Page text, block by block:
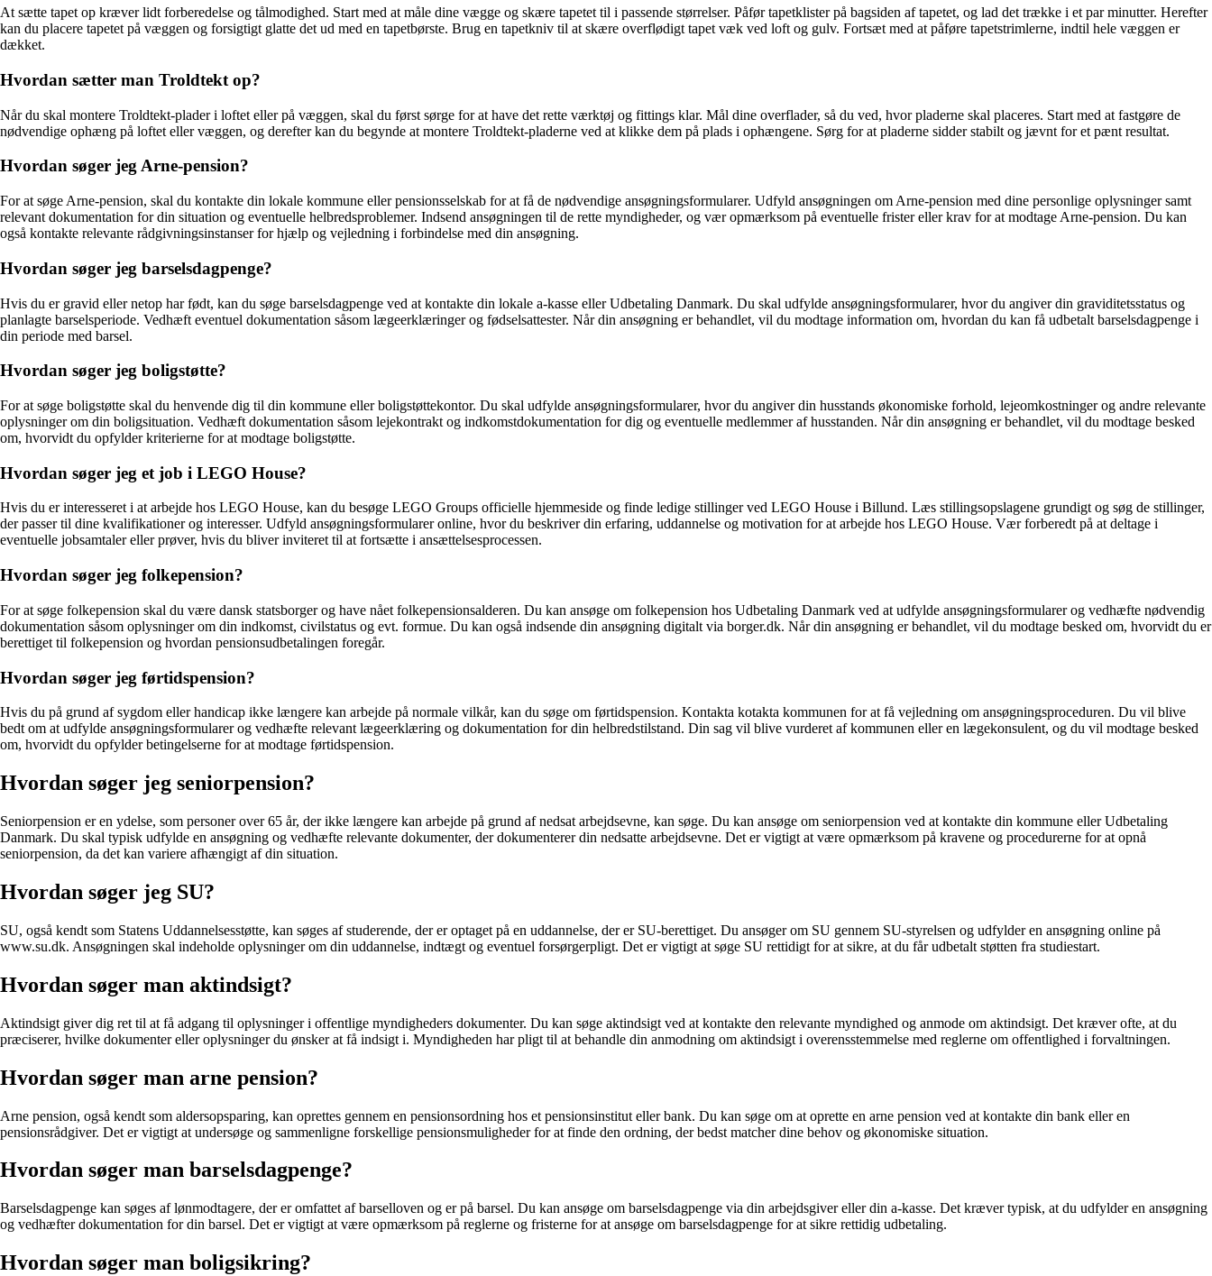
At sætte tapet op kræver lidt forberedelse og tålmodighed. Start med at måle dine vægge og skære tapetet til i passende størrelser. Påfør tapetklister på bagsiden af tapetet, og lad det trække i et par minutter. Herefter
kan du placere tapetet på væggen og forsigtigt glatte det ud med en tapetbørste. Brug en tapetkniv til at skære overflødigt tapet væk ved loft og gulv. Fortsæt med at påføre tapetstrimlerne, indtil hele væggen er
dækket.
Hvordan sætter man Troldtekt op?
Når du skal montere Troldtekt-plader i loftet eller på væggen, skal du først sørge for at have det rette værktøj og fittings klar. Mål dine overflader, så du ved, hvor pladerne skal placeres. Start med at fastgøre de
nødvendige ophæng på loftet eller væggen, og derefter kan du begynde at montere Troldtekt-pladerne ved at klikke dem på plads i ophængene. Sørg for at pladerne sidder stabilt og jævnt for et pænt resultat.
Hvordan søger jeg Arne-pension?
For at søge Arne-pension, skal du kontakte din lokale kommune eller pensionsselskab for at få de nødvendige ansøgningsformularer. Udfyld ansøgningen om Arne-pension med dine personlige oplysninger samt
relevant dokumentation for din situation og eventuelle helbredsproblemer. Indsend ansøgningen til de rette myndigheder, og vær opmærksom på eventuelle frister eller krav for at modtage Arne-pension. Du kan
også kontakte relevante rådgivningsinstanser for hjælp og vejledning i forbindelse med din ansøgning.
Hvordan søger jeg barselsdagpenge?
Hvis du er gravid eller netop har født, kan du søge barselsdagpenge ved at kontakte din lokale a-kasse eller Udbetaling Danmark. Du skal udfylde ansøgningsformularer, hvor du angiver din graviditetsstatus og
planlagte barselsperiode. Vedhæft eventuel dokumentation såsom lægeerklæringer og fødselsattester. Når din ansøgning er behandlet, vil du modtage information om, hvordan du kan få udbetalt barselsdagpenge i
din periode med barsel.
Hvordan søger jeg boligstøtte?
For at søge boligstøtte skal du henvende dig til din kommune eller boligstøttekontor. Du skal udfylde ansøgningsformularer, hvor du angiver din husstands økonomiske forhold, lejeomkostninger og andre relevante
oplysninger om din boligsituation. Vedhæft dokumentation såsom lejekontrakt og indkomstdokumentation for dig og eventuelle medlemmer af husstanden. Når din ansøgning er behandlet, vil du modtage besked
om, hvorvidt du opfylder kriterierne for at modtage boligstøtte.
Hvordan søger jeg et job i LEGO House?
Hvis du er interesseret i at arbejde hos LEGO House, kan du besøge LEGO Groups officielle hjemmeside og finde ledige stillinger ved LEGO House i Billund. Læs stillingsopslagene grundigt og søg de stillinger,
der passer til dine kvalifikationer og interesser. Udfyld ansøgningsformularer online, hvor du beskriver din erfaring, uddannelse og motivation for at arbejde hos LEGO House. Vær forberedt på at deltage i
eventuelle jobsamtaler eller prøver, hvis du bliver inviteret til at fortsætte i ansættelsesprocessen.
Hvordan søger jeg folkepension?
For at søge folkepension skal du være dansk statsborger og have nået folkepensionsalderen. Du kan ansøge om folkepension hos Udbetaling Danmark ved at udfylde ansøgningsformularer og vedhæfte nødvendig
dokumentation såsom oplysninger om din indkomst, civilstatus og evt. formue. Du kan også indsende din ansøgning digitalt via borger.dk. Når din ansøgning er behandlet, vil du modtage besked om, hvorvidt du er
berettiget til folkepension og hvordan pensionsudbetalingen foregår.
Hvordan søger jeg førtidspension?
Hvis du på grund af sygdom eller handicap ikke længere kan arbejde på normale vilkår, kan du søge om førtidspension. Kontakta kotakta kommunen for at få vejledning om ansøgningsproceduren. Du vil blive
bedt om at udfylde ansøgningsformularer og vedhæfte relevant lægeerklæring og dokumentation for din helbredstilstand. Din sag vil blive vurderet af kommunen eller en lægekonsulent, og du vil modtage besked
om, hvorvidt du opfylder betingelserne for at modtage førtidspension.
Hvordan søger jeg seniorpension?
Seniorpension er en ydelse, som personer over 65 år, der ikke længere kan arbejde på grund af nedsat arbejdsevne, kan søge. Du kan ansøge om seniorpension ved at kontakte din kommune eller Udbetaling
Danmark. Du skal typisk udfylde en ansøgning og vedhæfte relevante dokumenter, der dokumenterer din nedsatte arbejdsevne. Det er vigtigt at være opmærksom på kravene og procedurerne for at opnå
seniorpension, da det kan variere afhængigt af din situation.
Hvordan søger jeg SU?
SU, også kendt som Statens Uddannelsesstøtte, kan søges af studerende, der er optaget på en uddannelse, der er SU-berettiget. Du ansøger om SU gennem SU-styrelsen og udfylder en ansøgning online på
www.su.dk. Ansøgningen skal indeholde oplysninger om din uddannelse, indtægt og eventuel forsørgerpligt. Det er vigtigt at søge SU rettidigt for at sikre, at du får udbetalt støtten fra studiestart.
Hvordan søger man aktindsigt?
Aktindsigt giver dig ret til at få adgang til oplysninger i offentlige myndigheders dokumenter. Du kan søge aktindsigt ved at kontakte den relevante myndighed og anmode om aktindsigt. Det kræver ofte, at du
præciserer, hvilke dokumenter eller oplysninger du ønsker at få indsigt i. Myndigheden har pligt til at behandle din anmodning om aktindsigt i overensstemmelse med reglerne om offentlighed i forvaltningen.
Hvordan søger man arne pension?
Arne pension, også kendt som aldersopsparing, kan oprettes gennem en pensionsordning hos et pensionsinstitut eller bank. Du kan søge om at oprette en arne pension ved at kontakte din bank eller en
pensionsrådgiver. Det er vigtigt at undersøge og sammenligne forskellige pensionsmuligheder for at finde den ordning, der bedst matcher dine behov og økonomiske situation.
Hvordan søger man barselsdagpenge?
Barselsdagpenge kan søges af lønmodtagere, der er omfattet af barselloven og er på barsel. Du kan ansøge om barselsdagpenge via din arbejdsgiver eller din a-kasse. Det kræver typisk, at du udfylder en ansøgning
og vedhæfter dokumentation for din barsel. Det er vigtigt at være opmærksom på reglerne og fristerne for at ansøge om barselsdagpenge for at sikre rettidig udbetaling.
Hvordan søger man boligsikring?